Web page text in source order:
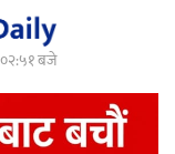
बजे